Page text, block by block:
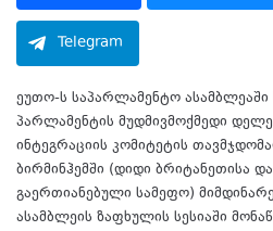
Telegram
ეუთო-ს საპარლამენტო
პარლამენტის მუდმივმოქმედი
ინტეგრაციის კომიტეტის
ბირმინჰემში (დიდი ბრიტანეთისა
გაერთიანებული სამეფო)
ასამბლეის ზაფხულის სესიაში